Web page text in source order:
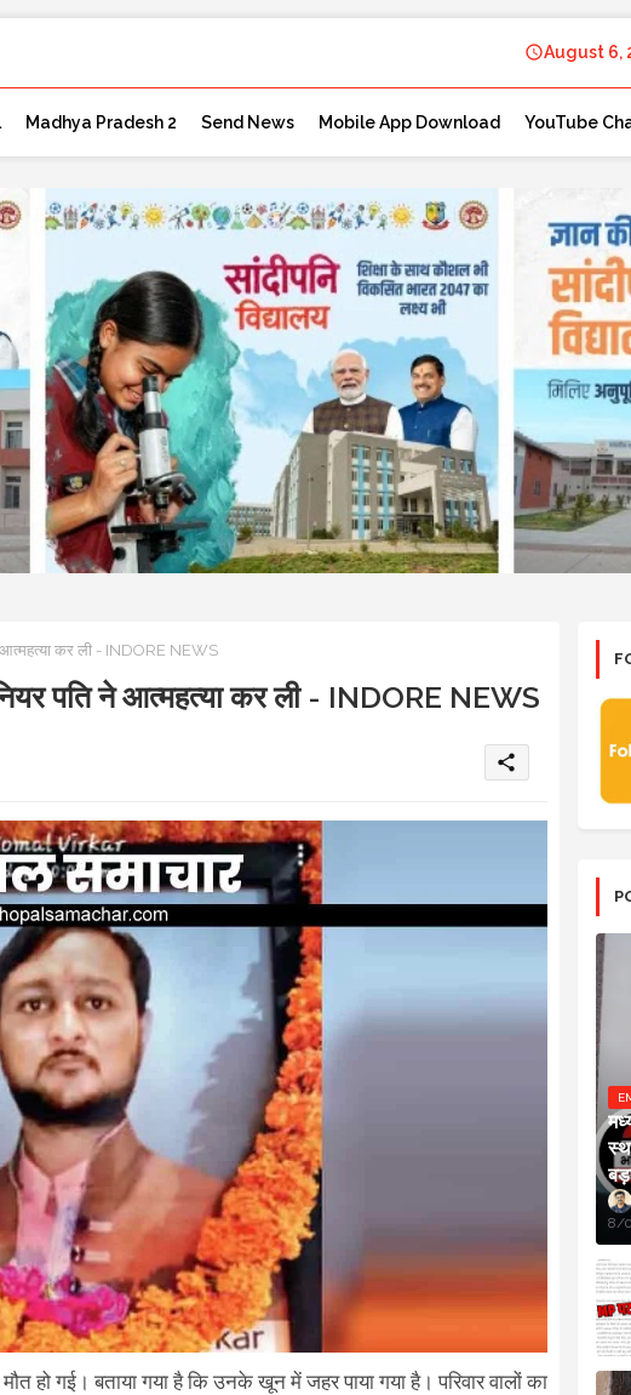
August 6,
Madhya Pradesh 2 Send News Mobile App Download YouTube
ने आत्महत्या कर ली - INDORE NEWS
पति ने आत्महत्या कर ली - INDORE NEWS
share
हो गई। बताया गया है कि उनके खून में जहर पाया गया है। परिवार वालों का
8/